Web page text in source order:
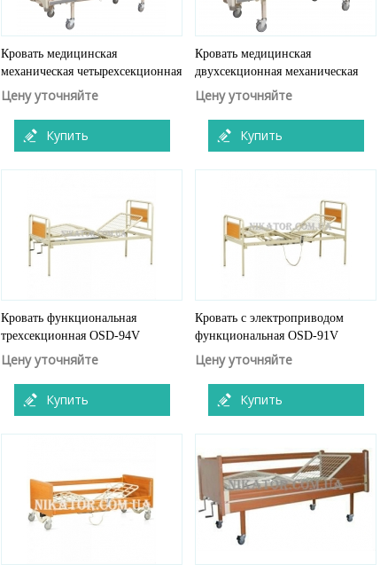
Кровать медицинская
механическая четырехсекционная
Цену уточняйте
Купить
Кровать медицинская
двухсекционная механическая
Цену уточняйте
Купить
Кровать функциональная
трехсекционная OSD-94V
Цену уточняйте
Купить
Кровать с электроприводом
функциональная OSD-91V
Цену уточняйте
Купить